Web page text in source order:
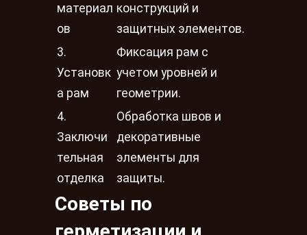
материал
ов
конструкций и
защитных элементов.
3.
Установк
а рам
Фиксация рам с
учетом уровней и
геометрии.
4.
Заключи
тельная
отделка
Обработка швов и
декоративные
элементы для
защиты.
Советы по